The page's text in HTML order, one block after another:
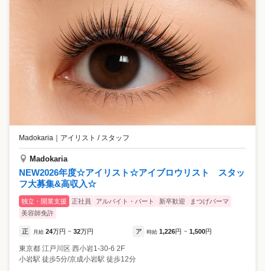
Madokaria アイリスト / スタッフ
Madokaria
NEW2026年度☆アイリスト☆アイブロウリスト スタッ
フ大募集&高収入☆
独立・開業支援 正社員 アルバイト・パート 新卒歓迎
まつげパーマ
美容師免許
正 月給 24万円 ~ 32万円 ア 時給 1,226円 ~ 1,500円
東京都 江戸川区 西小岩1-30-6 2F
小岩駅 徒歩5分/京成小岩駅 徒歩12分